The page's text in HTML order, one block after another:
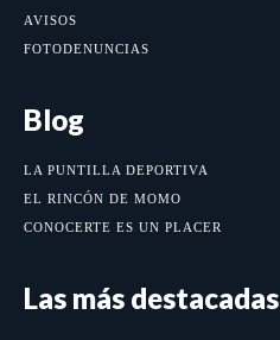
AVISOS
FOTODENUNCIAS
Blog
LA PUNTILLA DEPORTIVA
EL RINCÓN DE MOMO
CONOCERTE ES UN PLACER
Las más destacadas